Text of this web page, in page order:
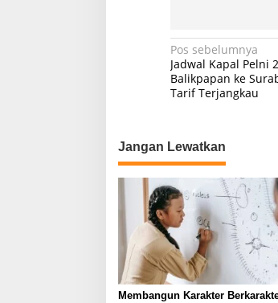
N
a
v
g
a
s
i
p
o
s
Pos sebelumnya
Jadwal Kapal Pelni
Balikpapan ke
Tarif Terjangkau
Jangan Lewatkan
Membangun Karakter